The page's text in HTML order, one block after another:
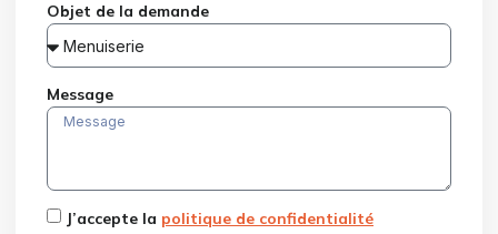
Objet de la demande
Message
J’accepte la politique de confidentialité